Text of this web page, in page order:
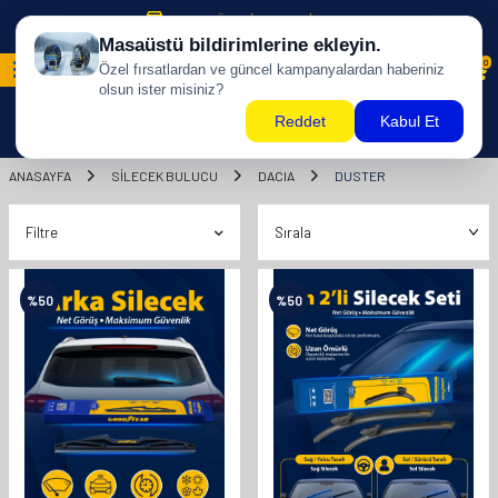
500 TL ÜZERİ KARGO BİZDEN !
0
ANASAYFA SILECEK BULUCU DACIA DUSTER
Filtre
%50 %50